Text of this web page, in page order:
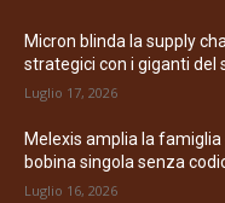
Micron blinda la supply
strategici con i giganti del
Luglio 17, 2026
Melexis amplia la
bobina singola senza
Luglio 16, 2026